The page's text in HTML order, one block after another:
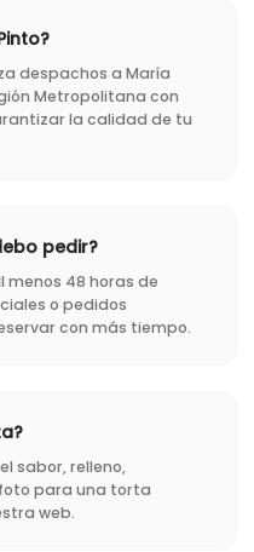
despachos a María
Metropolitana con
la calidad de tu
pedir?
menos 48 horas de
o pedidos
con más tiempo.
sabor, relleno,
para una torta
web.